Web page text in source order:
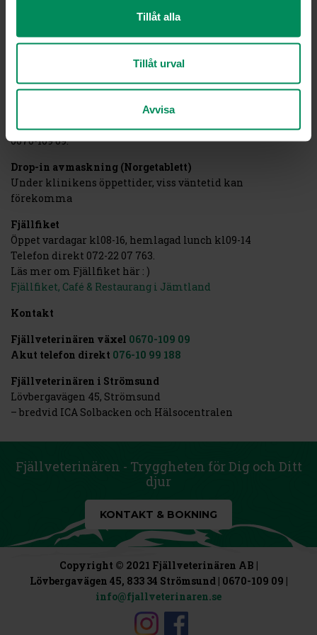
Tillåt alla
Tillåt urval
Avvisa
info@fjallveterinaren.se
telefon eller info@fjallveterinaren.se
Du kan alltid boka tid online här.
Vaccination och kloklipp (okomplicerat på vaken hund)
Sker under klinikens öppettider,
boka ditt besök via bokning@fjallveterinaren.se eller
0670-109 09.
Drop-in avmaskning (Norgetablett)
Under klinikens öppettider, viss väntetid kan
förekomma
Fjällfiket
Öppet vardagar kl08-16, hemlagad lunch kl09-14
Telefon direkt 072-22 07 763.
Läs mer om Fjällfiket här : )
Fjällfiket, Café & Restaurang i Jämtland
Kontakt
Fjällveterinären växel 0670-109 09
Akut telefon direkt 076-10 99 188
Fjällveterinären i Strömsund
Lövbergavägen 45, Strömsund
– bredvid ICA Solbacken och Hälsocentralen
Fjällveterinären - Tryggheten för Dig och Ditt
djur
KONTAKT & BOKNING
Copyright © 2021 Fjällveterinären AB |
Lövbergavägen 45, 833 34 Strömsund | 0670-109 09 |
info@fjallveterinaren.se